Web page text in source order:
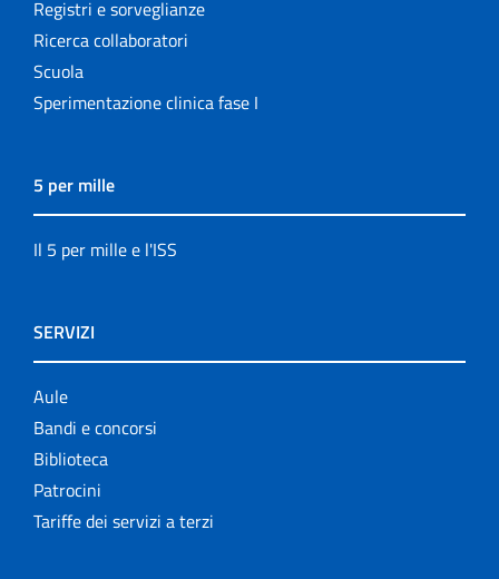
Registri e sorveglianze
Ricerca collaboratori
Scuola
Sperimentazione clinica fase I
5 per mille
Il 5 per mille e l'ISS
SERVIZI
Aule
Bandi e concorsi
Biblioteca
Patrocini
Tariffe dei servizi a terzi